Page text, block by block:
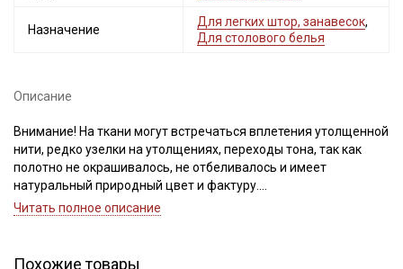
Назначение
Для легких штор, занавесок,
Для столового белья
Описание
Внимание! На ткани могут встречаться вплетения утолщенной
нити, редко узелки на утолщениях, переходы тона, так как
полотно не окрашивалось, не отбеливалось и имеет
натуральный природный цвет и фактуру.
Рисунок нанесен не по плетению нитей, при продаже отрез
чтобы нити распрямились и диагональный перекос
Читать полное описание
Похожие товары